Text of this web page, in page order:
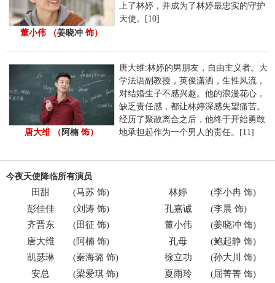
董小伟 （姜晓冲饰）
上了林婷，并成为了林婷最忠实的守护
天使。[10]
唐大维 （ 阿楠饰）
唐大维:林婷的男朋友，自由主义者。大
学法语副教授，英俊潇洒，生性风流，
对结婚生子不感兴趣。他的浪漫花心，
缺乏责任感，都让林婷深感失望痛苦。
经历了聚散离合之后，他终于开始勇敢
地承担起作为一个男人的责任。[11]
今夜天使降临所有演员
田甜 (马苏饰) 林婷 (李小冉饰)
彭佳佳
(刘涛饰) 孔嘉诚 (李晨 饰)
齐晋东
(田征 饰) 董小伟 (姜晓冲 饰)
唐大维
(阿楠饰) 孔母 (鲍起静饰)
凯瑟琳
(秦海璐 饰) 徐立功 (孙大川
饰)
安总
(梁爱琪饰) 夏雨玲 (屈菁菁饰)